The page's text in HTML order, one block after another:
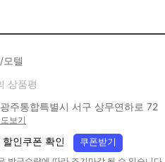
모텔
상품평
주통합특별시 서구 상무연하로 72
보기
할인쿠폰 확인 쿠폰받기